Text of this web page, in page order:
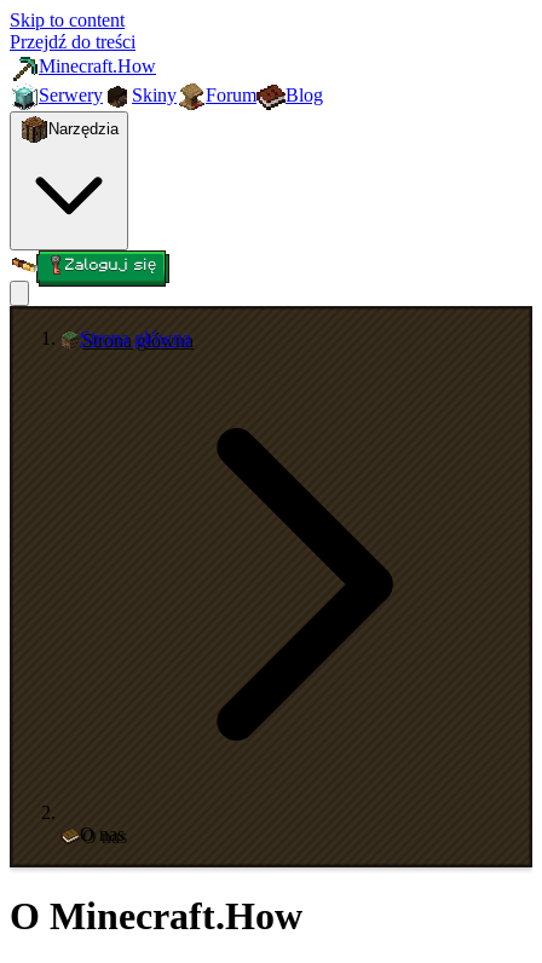
Skip to content
Przejdź do treści
Minecraft.How
Serwery
Skiny Forum Blog
Narzędzia
Zaloguj się
Strona główna
O nas
O Minecraft.How